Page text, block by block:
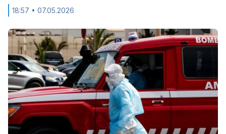
18:57 • 07.05.2026